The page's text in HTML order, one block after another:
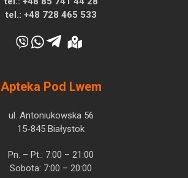
tel.: +48 728 465 533
Apteka Pod Lwem
ul. Antoniukowska 56
15-845 Białystok
Pn. – Pt.: 7:00 – 21:00
Sobota: 7:00 – 20:00